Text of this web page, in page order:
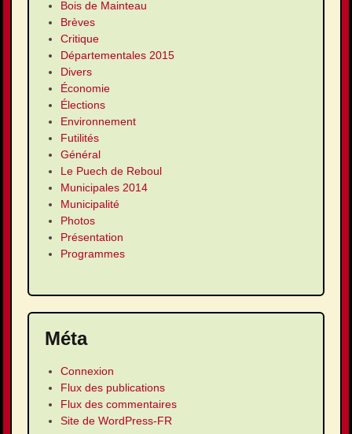
Bois de Mainteau
Brèves
Critique
Départementales 2015
Divers
Économie
Élections
Environnement
Futilités
Général
Le Puech de Reboul
Municipales 2014
Municipalité
Photos
Présentation
Programmes
Méta
Connexion
Flux des publications
Flux des commentaires
Site de WordPress-FR